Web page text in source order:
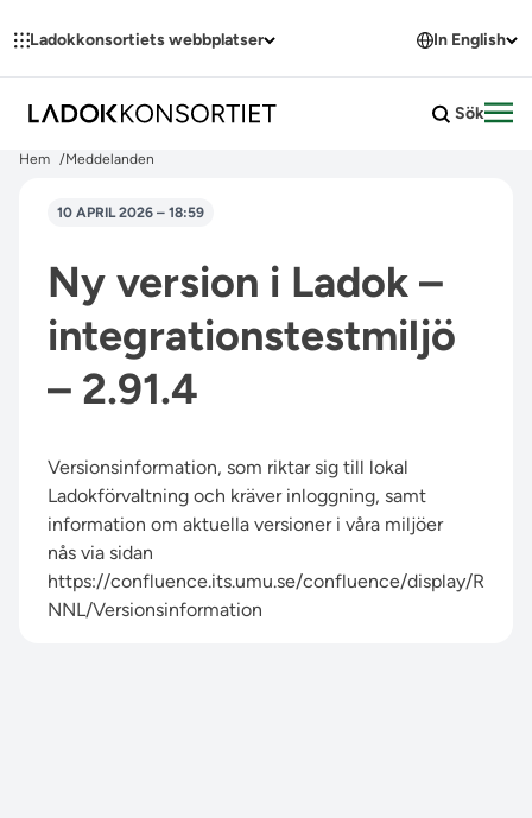
Ladokkonsortiets webbplatser In English
Sök
Hem Meddelanden
10 APRIL 2026 – 18:59
Ny version i Ladok –
integrationstestmiljö
– 2.91.4
Versionsinformation, som riktar sig till lokal
Ladokförvaltning och kräver inloggning, samt
information om aktuella versioner i våra miljöer
nås via sidan
https://confluence.its.umu.se/confluence/display/R
NNL/Versionsinformation